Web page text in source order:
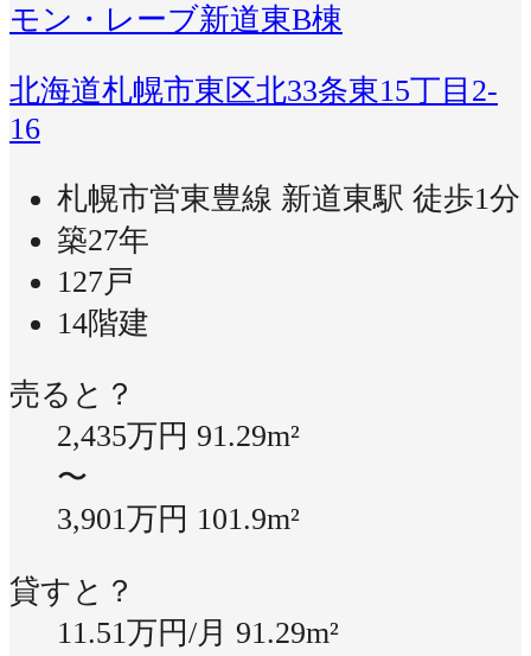
モン・レーブ新道東B棟
北海道札幌市東区北33条東15丁目2-
16
札幌市営東豊線 新道東駅 徒歩1分
築27年
127戸
14階建
売ると？
2,435万円 91.29m²
〜
3,901万円 101.9m²
貸すと？
11.51万円/月 91.29m²